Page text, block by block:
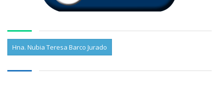
Hna. Nubia Teresa Barco Jurado